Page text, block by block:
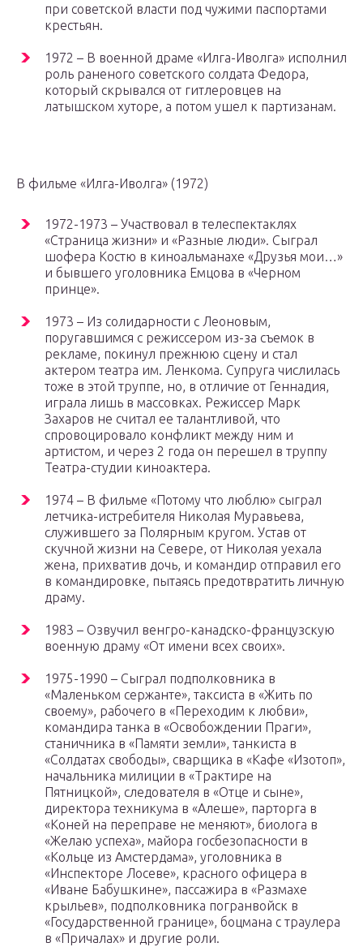
при советской власти под чужими паспортами
крестьян.
1972 – В военной драме «Илга-Иволга» исполнил
роль раненого советского солдата Федора,
который скрывался от гитлеровцев на
латышском хуторе, а потом ушел к партизанам.
В фильме «Илга-Иволга» (1972)
1972-1973 – Участвовал в телеспектаклях
«Страница жизни» и «Разные люди». Сыграл
шофера Костю в киноальманахе «Друзья мои…»
и бывшего уголовника Емцова в «Черном
принце».
1973 – Из солидарности с Леоновым,
поругавшимся с режиссером из-за съемок в
рекламе, покинул прежнюю сцену и стал
актером театра им. Ленкома. Супруга числилась
тоже в этой труппе, но, в отличие от Геннадия,
играла лишь в массовках. Режиссер Марк
Захаров не считал ее талантливой, что
спровоцировало конфликт между ним и
артистом, и через 2 года он перешел в труппу
Театра-студии киноактера.
1974 – В фильме «Потому что люблю» сыграл
летчика-истребителя Николая Муравьева,
служившего за Полярным кругом. Устав от
скучной жизни на Севере, от Николая уехала
жена, прихватив дочь, и командир отправил его
в командировке, пытаясь предотвратить личную
драму.
1983 – Озвучил венгро-канадско-французскую
военную драму «От имени всех своих».
1975-1990 – Сыграл подполковника в
«Маленьком сержанте», таксиста в «Жить по
своему», рабочего в «Переходим к любви»,
командира танка в «Освобождении Праги»,
станичника в «Памяти земли», танкиста в
«Солдатах свободы», сварщика в «Кафе «Изотоп»,
начальника милиции в «Трактире на
Пятницкой», следователя в «Отце и сыне»,
директора техникума в «Алеше», парторга в
«Коней на переправе не меняют», биолога в
«Желаю успеха», майора госбезопасности в
«Кольце из Амстердама», уголовника в
«Инспекторе Лосеве», красного офицера в
«Иване Бабушкине», пассажира в «Размахе
крыльев», подполковника погранвойск в
«Государственной границе», боцмана с траулера
в «Причалах» и другие роли.